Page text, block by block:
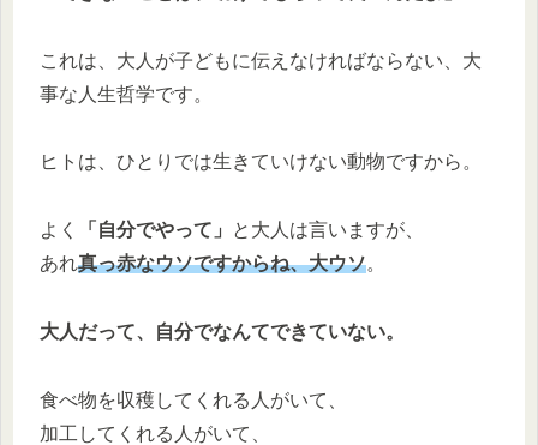
これは、大人が子どもに伝えなければならない、大
事な人生哲学です。
ヒトは、ひとりでは生きていけない動物ですから。
よく 「自分でやって」
と大人は言いますが、
あれ真っ赤なウソですからね、大ウソ。
大人だって、自分でなんてできていない。
食べ物を収穫してくれる人がいて、
加工してくれる人がいて、